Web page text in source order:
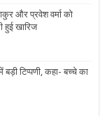
और प्रवेश वर्मा को
हुई खारिज
बड़ी टिप्पणी, कहा- बच्चे का